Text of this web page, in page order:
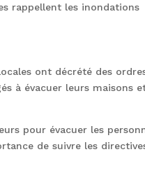
rappellent les inondations
ont décrété des
à évacuer leurs maisons
pour évacuer les
de suivre les